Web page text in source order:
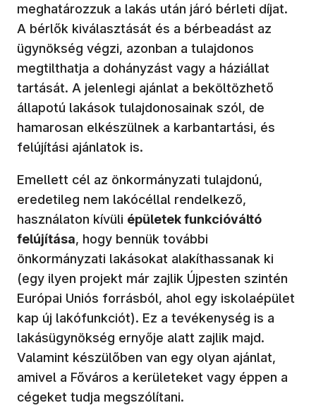
meghatározzuk a lakás után járó bérleti díjat.
A bérlők kiválasztását és a bérbeadást az
ügynökség végzi, azonban a tulajdonos
megtilthatja a dohányzást vagy a háziállat
tartását. A jelenlegi ajánlat a beköltözhető
állapotú lakások tulajdonosainak szól, de
hamarosan elkészülnek a karbantartási, és
felújítási ajánlatok is.
Emellett cél az önkormányzati tulajdonú,
eredetileg nem lakócéllal rendelkező,
használaton kívüli épületek funkcióváltó
felújítása, hogy bennük további
önkormányzati lakásokat alakíthassanak ki
(egy ilyen projekt már zajlik Újpesten szintén
Európai Uniós forrásból, ahol egy iskolaépület
kap új lakófunkciót). Ez a tevékenység is a
lakásügynökség ernyője alatt zajlik majd.
Valamint készülőben van egy olyan ajánlat,
amivel a Főváros a kerületeket vagy éppen a
cégeket tudja megszólítani.